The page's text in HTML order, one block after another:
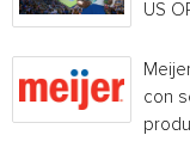
US
con